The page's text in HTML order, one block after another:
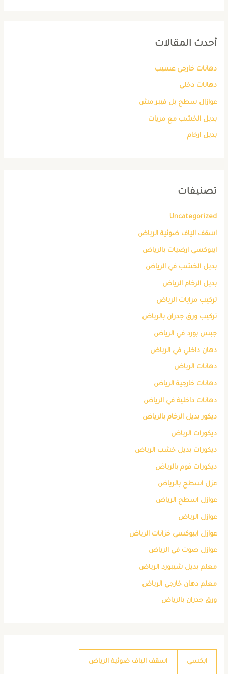
أحدث المقالات
دهانات خارجي عسيب
دهانات دخلي
عوازال سطح بل فيبر مش
بديل الخشب مع مريات
بديل ارخام
تصنيفات
Uncategorized
اسقف الياف ضوئية الرياض
ايبوكسي ارضيات بالرياض
بديل الخشب في الرياض
بديل الرخام الرياض
تركيب مرايات الرياض
تركيب ورق جدران بالرياض
جبس بورد في الرياض
دهان داخلي في الرياض
دهانات الرياض
دهانات خارجية الرياض
دهانات داخلية في الرياض
ديكور بديل الرخام بالرياض
ديكورات الرياض
ديكورات بديل خشب الرياض
ديكورات فوم بالرياض
عزل اسطح بالرياض
عوازل اسطح الرياض
عوازل الرياض
عوازل ايبوكسي خزانات الرياض
عوازل صوت في الرياض
معلم بديل شيبورد الرياض
معلم دهان خارجي الرياض
ورق جدران بالرياض
ابكسي اسقف الياف ضوئية الرياض